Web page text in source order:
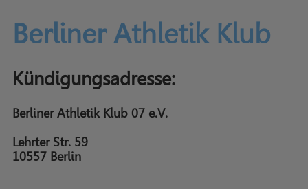
Berliner Athletik Klub
Kündigungsadresse:
Berliner Athletik Klub 07 e.V.
Lehrter Str. 59
10557 Berlin